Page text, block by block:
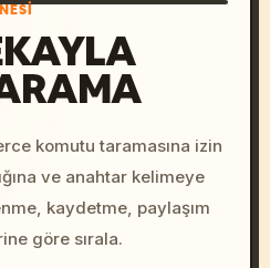
komutu taramasına izin
ve anahtar kelimeye
kaydetme, paylaşım
göre sırala.